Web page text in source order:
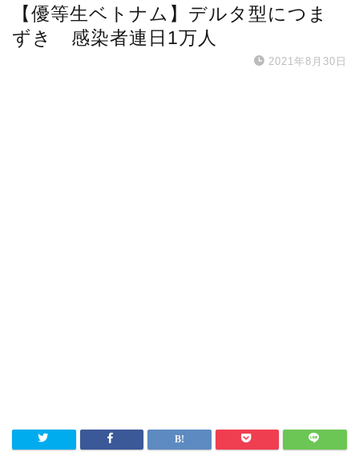
【優等生ベトナム】デルタ型につま
ずき 感染者連日1万人
2021年8月30日